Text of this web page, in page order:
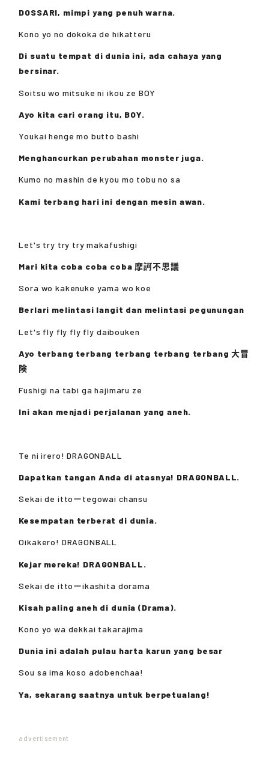
DOSSARI, mimpi yang penuh warna.
Kono yo no dokoka de hikatteru
Di suatu tempat di dunia ini, ada cahaya yang
bersinar.
Soitsu wo mitsuke ni ikou ze BOY
Ayo kita cari orang itu, BOY.
Youkai henge mo butto bashi
Menghancurkan perubahan monster juga.
Kumo no mashin de kyou mo tobu no sa
Kami terbang hari ini dengan mesin awan.
Let's try try try makafushigi
Mari kita coba coba coba 摩訶不思議
Sora wo kakenuke yama wo koe
Berlari melintasi langit dan melintasi pegunungan
Let's fly fly fly fly daibouken
Ayo terbang terbang terbang terbang terbang 大冒
険
Fushigi na tabi ga hajimaru ze
Ini akan menjadi perjalanan yang aneh.
Te ni irero! DRAGONBALL
Dapatkan tangan Anda di atasnya! DRAGONBALL.
Sekai de ittoーtegowai chansu
Kesempatan terberat di dunia.
Oikakero! DRAGONBALL
Kejar mereka! DRAGONBALL.
Sekai de ittoーikashita dorama
Kisah paling aneh di dunia (Drama).
Kono yo wa dekkai takarajima
Dunia ini adalah pulau harta karun yang besar
Sou sa ima koso adobenchaa!
Ya, sekarang saatnya untuk berpetualang!
advertisement